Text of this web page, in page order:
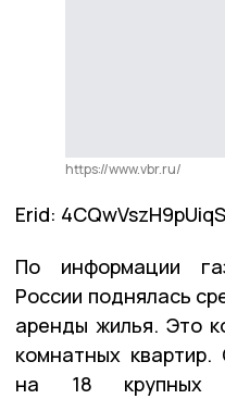
https://www.vbr.ru/
Erid:
По информации
России поднялась
аренды жилья. Это
комнатных
на 18 крупных